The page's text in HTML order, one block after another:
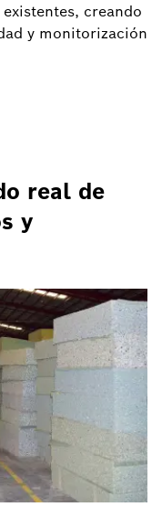
creando
y monitorización
real de
y